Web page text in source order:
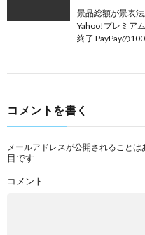
景品総額が景表
Yahoo!プレミア
終了 PayPayの
コメントを書く
メールアドレスが公開されることは
目です
コメント